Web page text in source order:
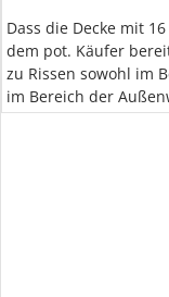
Dass die Decke mit
dem pot. Käufer
zu Rissen sowohl im
im Bereich der